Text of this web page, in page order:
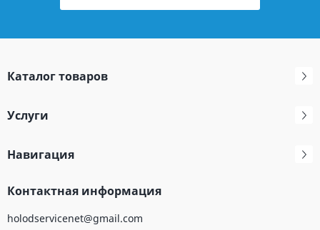
Каталог товаров
Услуги
Навигация
Контактная информация
holodservicenet@gmail.com